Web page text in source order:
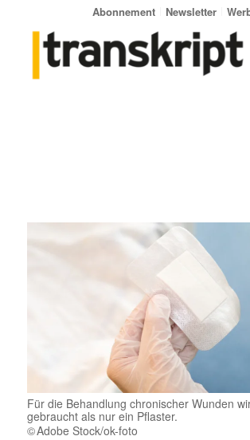
Abonnement Newsletter
Für die Behandlung chronischer Wunden
gebraucht als nur ein Pflaster.
Adobe Stock/ok-foto